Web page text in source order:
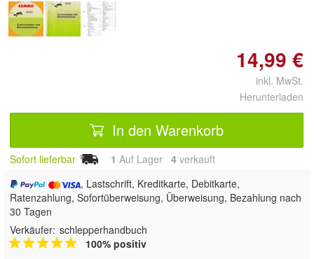
14,99 €
inkl. MwSt.
Herunterladen
In den Warenkorb
Sofort lieferbar 1 Auf Lager 4 verkauft
, Lastschrift, Kreditkarte, Debitkarte,
Ratenzahlung, Sofortüberweisung, Überweisung, Bezahlung nach
30 Tagen
Verkäufer: schlepperhandbuch
100% positiv